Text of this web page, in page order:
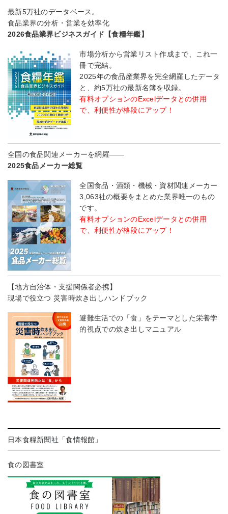
最新5万社のデータベース。
食品業界の分析・営業を効率化
2026食品業界ビジネスガイド【食糧年鑑】
市場分析から営業リスト作成まで、これ一
冊で完結。
2025年の食品産業界を完全網羅したデータ
と、約5万社の最新名簿を収録。
有料オプションのExcelデータとの併用
で、利便性が格段にアップ！
全国の食品関連メーカーを網羅――
2025食品メーカー総覧
全国食品・酒類・機械・資材関連メーカー
3,063社の概要をまとめた業界唯一のもの
です。
有料オプションのExcelデータとの併用
で、利便性が格段にアップ！
【地方自治体・支援関係者必携】
現場で役立つ 災害時炊き出しハンドブック
避難生活での「食」をテーマとした栄養学
的視点での炊き出しマニュアル
日本食糧新聞社「食情報館」
食の図書室